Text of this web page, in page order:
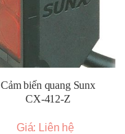
Cảm biến quang Sunx
CX-412-Z
Giá: Liên hệ